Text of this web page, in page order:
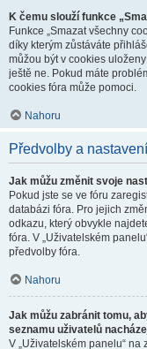
K čemu slouží funkce
Funkce „Smazat všechny
díky kterým zůstáváte
můžou být v cookies
ještě ne. Pokud máte
cookies fóra může pomoci.
Nahoru
Předvolby a
Jak můžu změnit svoje
Pokud jste se ve fóru
databázi fóra. Pro jejich
odkazu, který obvykle
fóra. V „Uživatelském
předvolby fóra.
Nahoru
Jak můžu zabránit tomu,
seznamu uživatelů
V „Uživatelském panelu“ na